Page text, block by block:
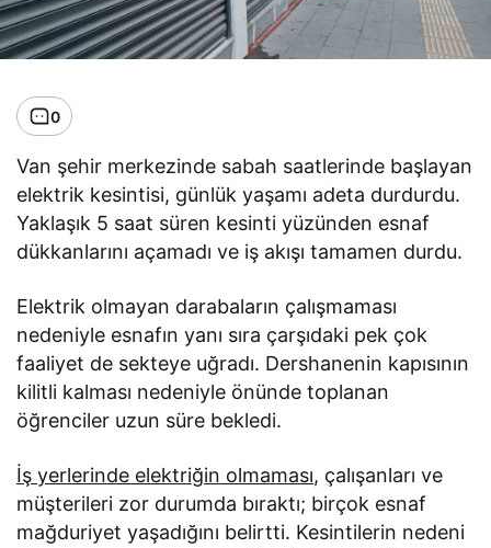
0
Van şehir merkezinde sabah saatlerinde başlayan
elektrik kesintisi, günlük yaşamı adeta durdurdu.
Yaklaşık 5 saat süren kesinti yüzünden esnaf
dükkanlarını açamadı ve iş akışı tamamen durdu.
Elektrik olmayan darabaların çalışmaması
nedeniyle esnafın yanı sıra çarşıdaki pek çok
faaliyet de sekteye uğradı. Dershanenin kapısının
kilitli kalması nedeniyle önünde toplanan
öğrenciler uzun süre bekledi.
İş yerlerinde elektriğin olmaması, çalışanları ve
müşterileri zor durumda bıraktı; birçok esnaf
mağduriyet yaşadığını belirtti. Kesintilerin nedeni